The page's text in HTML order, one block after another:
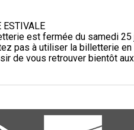
ESTIVALE
est fermée du samedi 25
pas à utiliser la billetterie en
de vous retrouver bientôt